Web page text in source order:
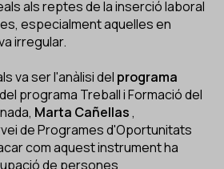
als reptes de la inserció laboral
especialment aquelles en
irregular.
va ser l'anàlisi del programa
programa Treball i Formació del
Marta Cañellas,
de Programes d'Oportunitats
com aquest instrument ha
de persones